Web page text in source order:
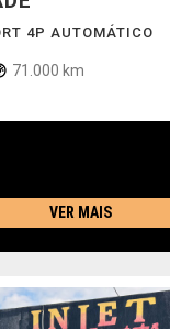
4P AUTOMÁTICO
71.000 km
VER MAIS